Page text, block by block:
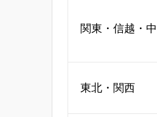
関東・信越・
東北・関西